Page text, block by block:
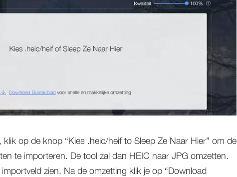
, klik op de knop “Kies .heic/heif to Sleep Ze Naar Hier” om de
te importeren. De tool zal dan HEIC naar JPG omzetten.
zien. Na de omzetting klik je op “Download